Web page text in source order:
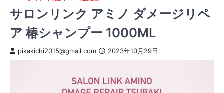
サロンリンク アミノ ダメージリペ
ア 椿シャンプー 1000ML
pikakichi2015@gmail.com 2023年10月29日